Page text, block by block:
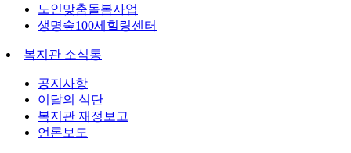
노인맞춤돌봄사업
생명숲100세힐링센터
복지관 소식통
공지사항
이달의 식단
복지관 재정보고
언론보도